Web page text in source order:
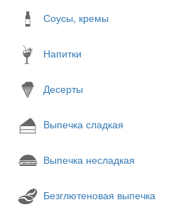
Соусы, кремы
Напитки
Десерты
Выпечка сладкая
Выпечка несладкая
Безглютеновая выпечка